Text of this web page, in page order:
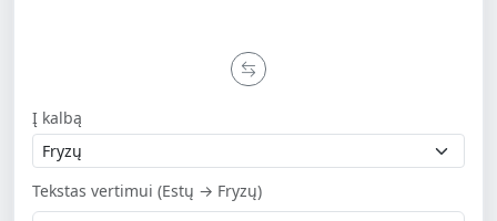
Į kalbą
Tekstas vertimui (Estų → Fryzų)